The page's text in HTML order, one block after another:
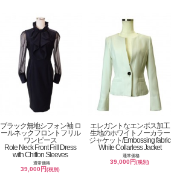
ブラック無地シフォン袖 ロ
ールネックフロントフリル
ワンピース
Role Neck Front Frill Dress
with Chiffon Sleeves
通常価格
39,000円(税別)
エレガントなエンボス加工
生地のホワイトノーカラー
ジャケット/Embossing fabric
White Collarless Jacket
通常価格
39,000円(税別)